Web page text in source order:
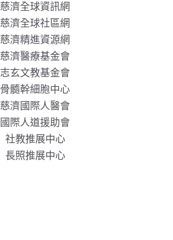
慈濟全球資訊網
慈濟全球社區網
慈濟精進資源網
慈濟醫療基金會
志玄文教基金會
骨髓幹細胞中心
慈濟國際人醫會
國際人道援助會
社教推展中心
長照推展中心